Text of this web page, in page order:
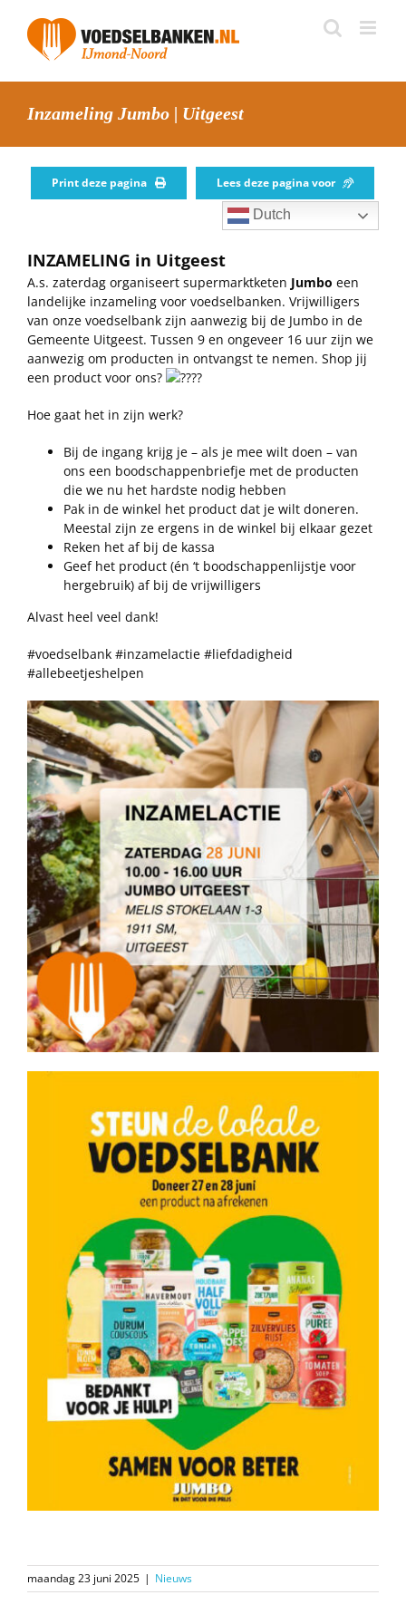
content
Inzameling Jumbo | Uitgeest
Print deze pagina Lees deze pagina voor
Dutch
INZAMELING in Uitgeest
A.s. zaterdag organiseert supermarktketen Jumbo een
landelijke inzameling voor voedselbanken. Vrijwilligers
van onze voedselbank zijn aanwezig bij de Jumbo in de
Gemeente Uitgeest. Tussen 9 en ongeveer 16 uur zijn we
aanwezig om producten in ontvangst te nemen. Shop jij
een product voor ons?
Hoe gaat het in zijn werk?
Bij de ingang krijg je – als je mee wilt doen – van
ons een boodschappenbriefje met de producten
die we nu het hardste nodig hebben
Pak in de winkel het product dat je wilt doneren.
Meestal zijn ze ergens in de winkel bij elkaar gezet
Reken het af bij de kassa
Geef het product (én ‘t boodschappenlijstje voor
hergebruik) af bij de vrijwilligers
Alvast heel veel dank!
#voedselbank #inzamelactie #liefdadigheid
#allebeetjeshelpen
maandag 23 juni 2025 | Nieuws